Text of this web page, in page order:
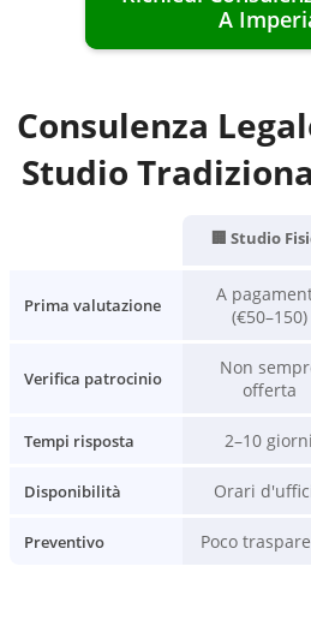
A
Consulenza
Studio
🏢 Studio
Prima valutazione
A
(€50–150)
Verifica patrocinio
Non
offerta
Tempi risposta 2–10 giorni
Disponibilità Orari
Preventivo Poco